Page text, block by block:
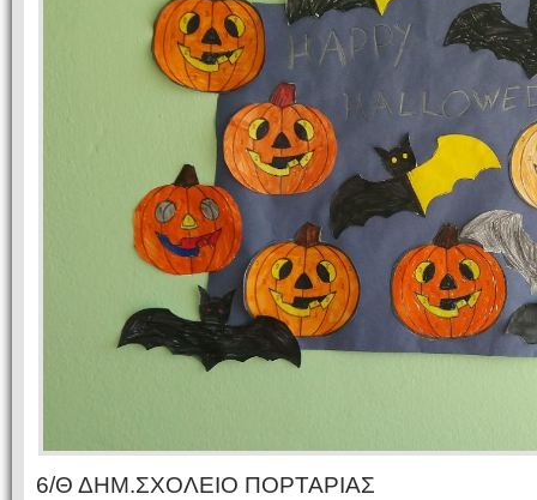
6/Θ ΔΗΜ.ΣΧΟΛΕΙΟ ΠΟΡΤΑΡΙΑΣ